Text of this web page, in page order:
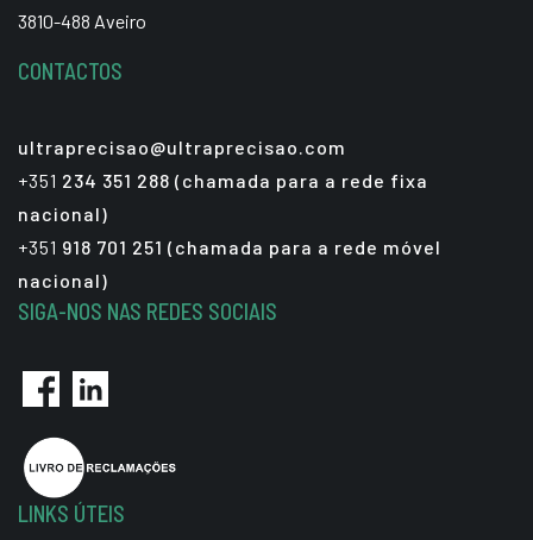
3810-488 Aveiro
CONTACTOS
ultraprecisao@ultraprecisao.com
+351 234 351 288 (chamada para a rede fixa
nacional)
+351 918 701 251 (chamada para a rede móvel
nacional)
SIGA-NOS NAS REDES SOCIAIS
LINKS ÚTEIS